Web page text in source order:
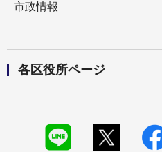
市政情報
各区役所ページ